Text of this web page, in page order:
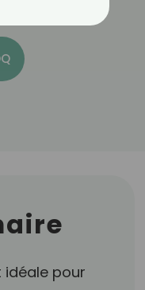
idéale pour